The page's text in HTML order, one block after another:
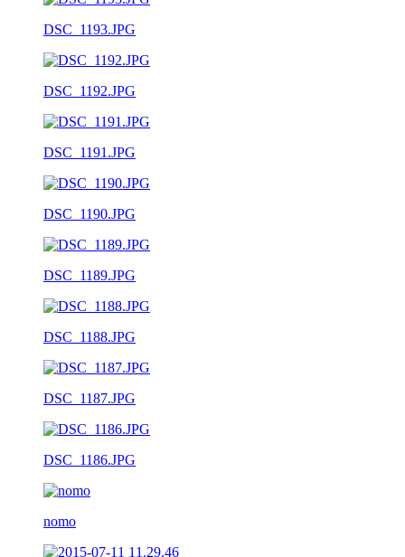
DSC_1193.JPG
DSC_1192.JPG
DSC_1191.JPG
DSC_1190.JPG
DSC_1189.JPG
DSC_1188.JPG
DSC_1187.JPG
DSC_1186.JPG
nomo